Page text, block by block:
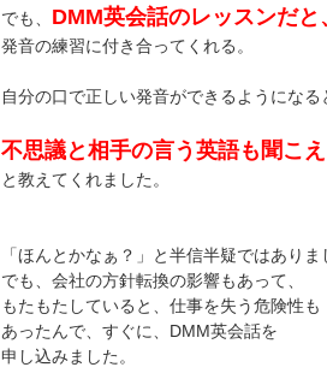
でも、 DMM英会話のレッスンだと
発音の練習に付き合ってくれる。
自分の口で正しい発音ができるようになる
不思議と相手の言う英語も聞こ
と教えてくれました。
「ほんとかなぁ？」と半信半疑ではありま
でも、会社の方針転換の影響もあって、
もたもたしていると、仕事を失う危険性も
あったんで、すぐに、DMM英会話を
申し込みました。